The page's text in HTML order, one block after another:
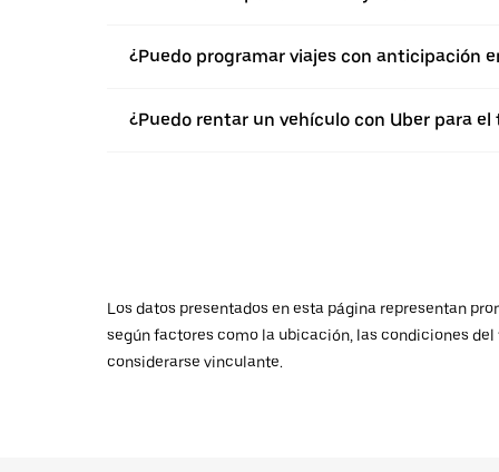
¿Puedo programar viajes con anticipación
¿Puedo rentar un vehículo con Uber para
Los datos presentados en esta página representan
según factores como la ubicación, las condiciones
considerarse vinculante.